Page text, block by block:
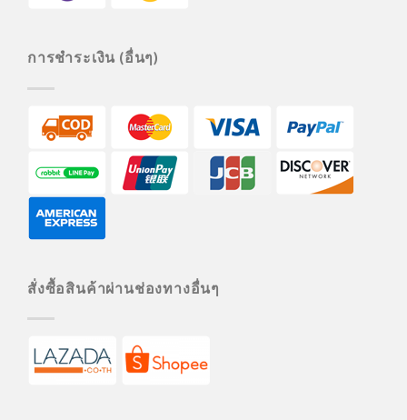
การชำระเงิน (อื่นๆ)
สั่งซื้อสินค้าผ่านช่องทางอื่นๆ